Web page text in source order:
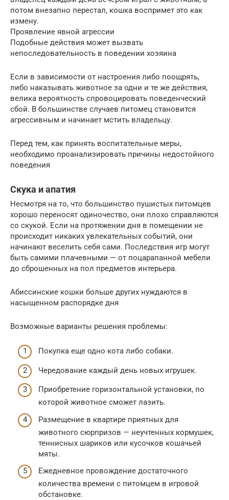
потом внезапно перестал, кошка воспримет это как
измену.
Проявление явной агрессии
Подобные действия может вызвать
непоследовательность в поведении хозяина
Если в зависимости от настроения либо поощрять,
либо наказывать животное за одни и те же действия,
велика вероятность спровоцировать поведенческий
сбой. В большинстве случаев питомец становится
агрессивным и начинает мстить владельцу.
Перед тем, как принять воспитательные меры,
необходимо проанализировать причины недостойного
поведения
Скука и апатия
Несмотря на то, что большинство пушистых питомцев
хорошо переносят одиночество, они плохо справляются
со скукой. Если на протяжении дня в помещении не
происходит никаких увлекательных событий, они
начинают веселить себя сами. Последствия игр могут
быть самими плачевными — от поцарапанной мебели
до сброшенных на пол предметов интерьера.
Абиссинские кошки больше других нуждаются в
насыщенном распорядке дня
Возможные варианты решения проблемы:
Покупка еще одно кота либо собаки.
Чередование каждый день новых игрушек.
Приобретение горизонтальной установки, по
которой животное сможет лазить.
Размещение в квартире приятных для
животного сюрпризов — неучтенных кормушек,
теннисных шариков или кусочков кошачьей
мяты.
Ежедневное провождение достаточного
количества времени с питомцем в игровой
обстановке.